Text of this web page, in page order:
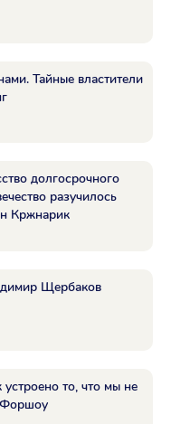
Тайные властители
долгосрочного
разучилось
Кржнарик
Щербаков
устроено то, что мы не